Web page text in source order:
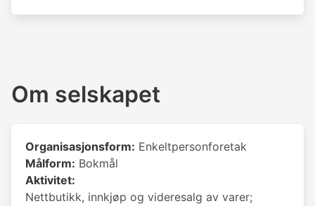
Om selskapet
Organisasjonsform: Enkeltpersonforetak
Målform: Bokmål
Aktivitet:
Nettbutikk, innkjøp og videresalg av varer;